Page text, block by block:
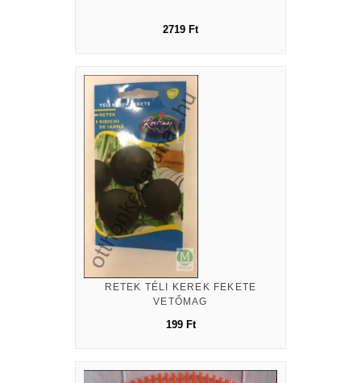
2719 Ft
RETEK TÉLI KEREK FEKETE
VETŐMAG
199 Ft